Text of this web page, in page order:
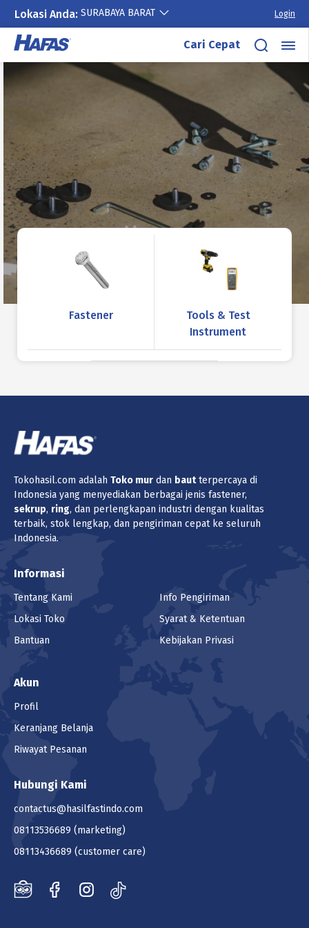
Lokasi Anda: SURABAYA BARAT Login
Cari Cepat
Fastener
Tools & Test
Instrument
Tokohasil.com adalah Toko mur dan bautterpercaya di
Indonesia yang menyediakan berbagai jenis fastener,
sekrup, ring, dan perlengkapan industri dengan kualitas
terbaik, stok lengkap, dan pengiriman cepat ke seluruh
Indonesia.
Informasi
Tentang Kami
Lokasi Toko
Bantuan
Info Pengiriman
Syarat & Ketentuan
Kebijakan Privasi
Akun
Profil
Keranjang Belanja
Riwayat Pesanan
Hubungi Kami
contactus@hasilfastindo.com
08113536689 (marketing)
08113436689 (customer care)